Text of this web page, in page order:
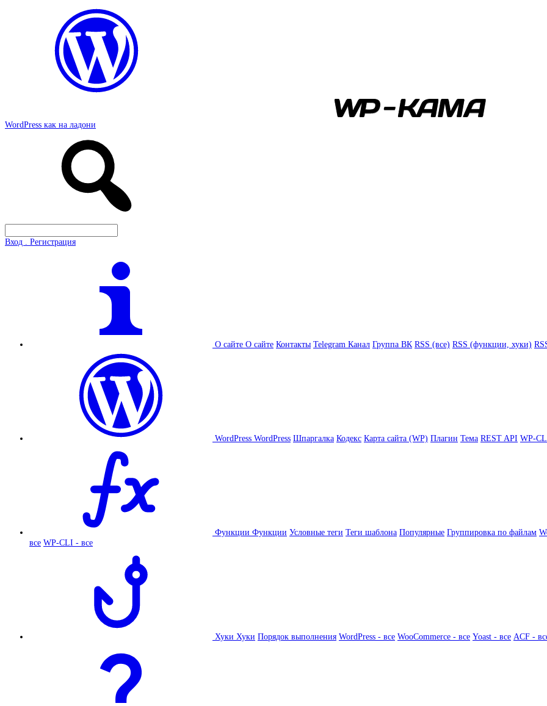
WordPress как на ладони
Вход . Регистрация
О сайте О сайте Контакты Telegram Канал Группа ВК RSS (все) RSS (функции, хуки)
WordPress WordPress Шпаргалка Кодекс Карта сайта (WP) Плагин Тема REST API WP-
Функции Функции Условные теги Теги шаблона Популярные Группировка по файлам
все WP-CLI - все
Хуки Хуки Порядок выполнения WordPress - все WooCommerce - все Yoast - все ACF -